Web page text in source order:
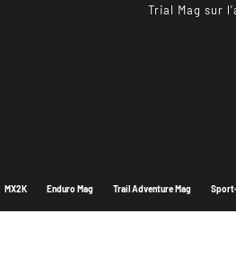
Trial Mag sur
MX2K Enduro Mag Trail Adventure Mag